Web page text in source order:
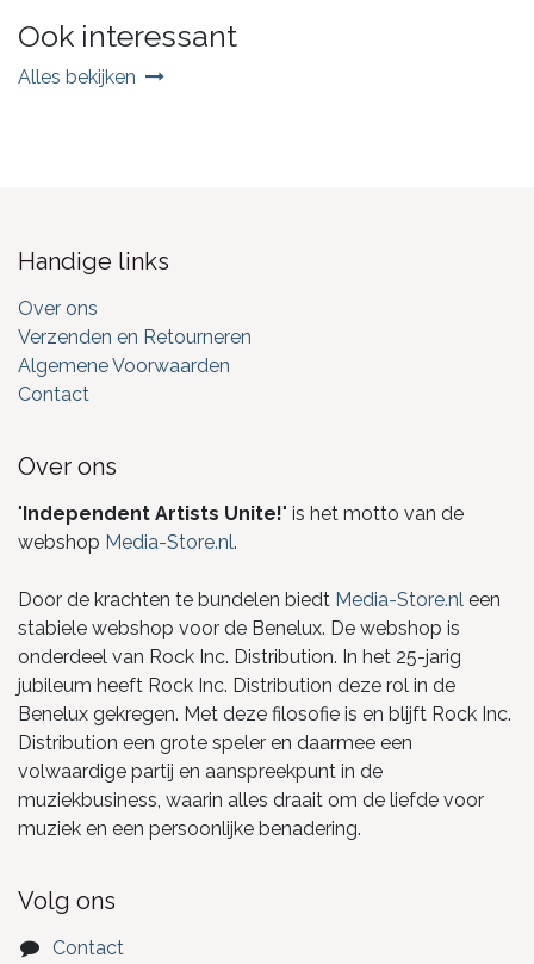
Ook interessant
Alles bekijken
Handige links
Over ons
Verzenden en Retourneren
Algemene Voorwaarden
Contact
Over ons
"Independent Artists Unite!" is het motto van de
webshop Media-Store.nl.
Door de krachten te bundelen biedt Media-Store.nl een
stabiele webshop voor de Benelux. De webshop is
onderdeel van Rock Inc. Distribution. In het 25-jarig
jubileum heeft Rock Inc. Distribution deze rol in de
Benelux gekregen. Met deze filosofie is en blijft Rock Inc.
Distribution een grote speler en daarmee een
volwaardige partij en aanspreekpunt in de
muziekbusiness, waarin alles draait om de liefde voor
muziek en een persoonlijke benadering.
Volg ons
Contact